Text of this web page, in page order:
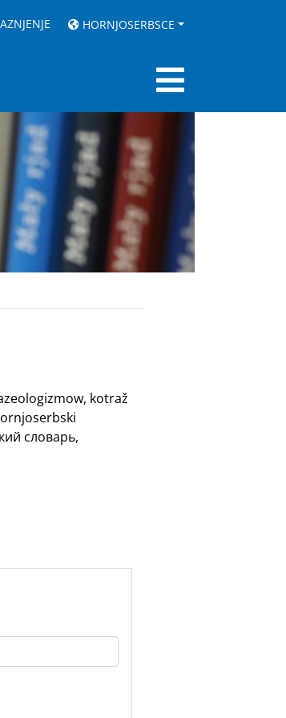
HORNJOSERBSCE
kotraž
словарь,